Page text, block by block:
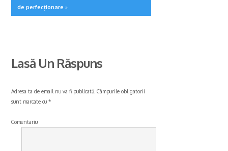
de perfecționare »
Lasă Un Răspuns
Adresa ta de email nu va fi publicată. Câmpurile obligatorii
sunt marcate cu*
Comentariu